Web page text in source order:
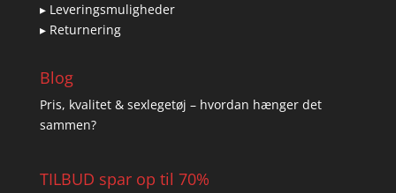
▸ Leveringsmuligheder
▸ Returnering
Blog
Pris, kvalitet & sexlegetøj – hvordan hænger det
sammen?
TILBUD spar op til 70%